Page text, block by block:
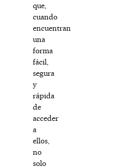
que,
cuando
encuentran
una
forma
fácil,
segura
y
rápida
de
acceder
a
ellos,
no
solo